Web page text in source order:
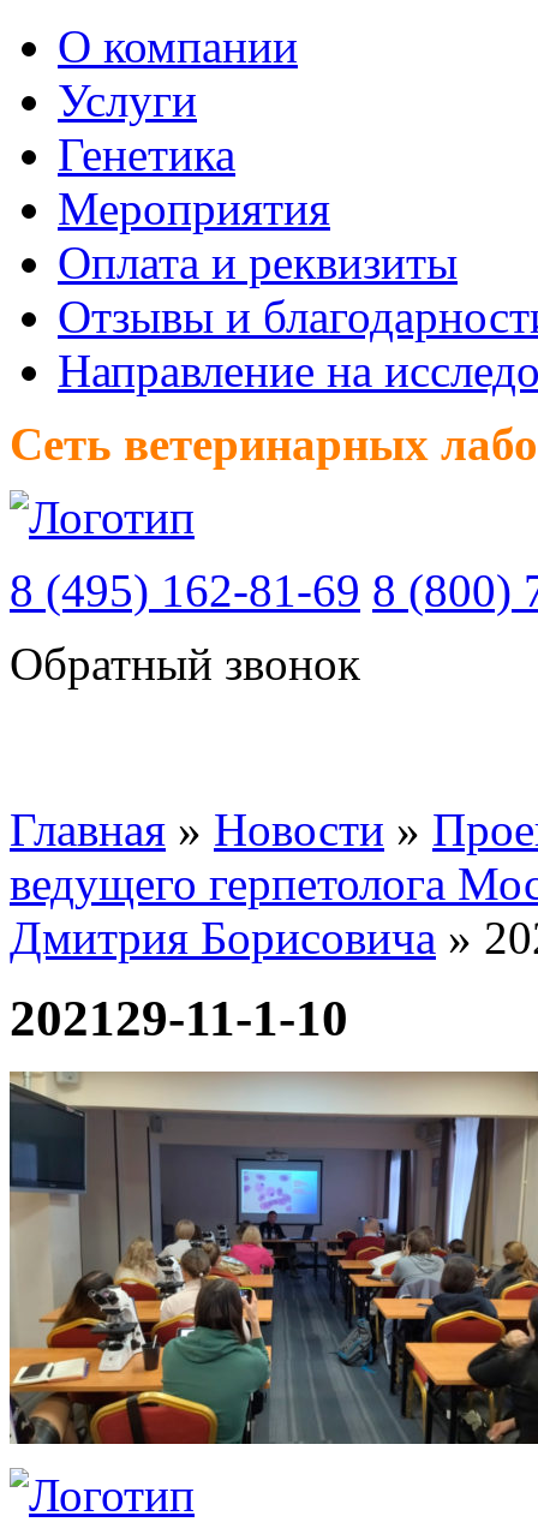
О компании
Услуги
Генетика
Мероприятия
Оплата и реквизиты
Отзывы и
Направление на
Сеть ветеринарных
8 (495) 162-81-69 8 (800)
Обратный звонок
Главная » Новости »
ведущего герпетолога
Дмитрия Борисовича »
202129-11-1-10